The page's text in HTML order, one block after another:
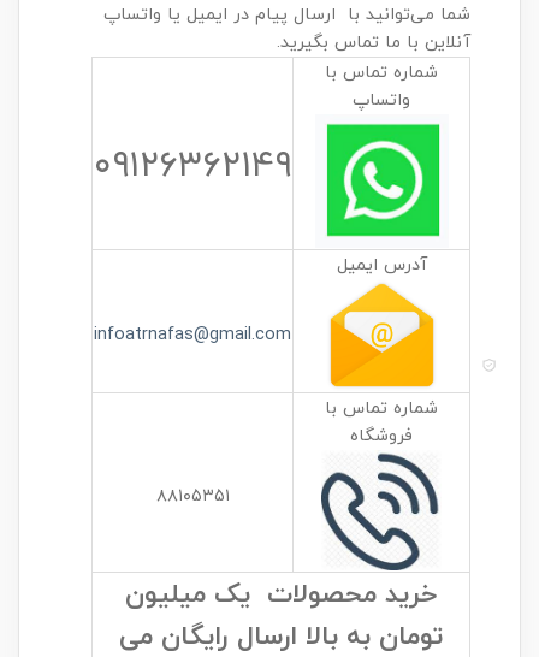
شما می‌توانید با ارسال پیام در ایمیل یا واتساپ
آنلاین با ما تماس بگیرید.
شماره تماس با
واتساپ
۰۹۱۲۶۳۶۲۱۴۹
آدرس ایمیل
infoatrnafas@gmail.com
شماره تماس با
فروشگاه
۸۸۱۰۵۳۵۱
خرید محصولات یک میلیون
تومان به بالا ارسال رایگان می